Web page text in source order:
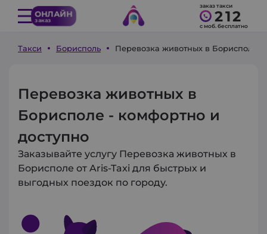
ОНЛАЙН
заказ
заказ такси
212
с моб. бесплатно
Такси Борисполь Перевозка животных в Борисполе
Перевозка животных в
Борисполе - комфортно и
доступно
Заказывайте услугу Перевозка животных в
Борисполе от Aris-Taxi для быстрых и
выгодных поездок по городу.